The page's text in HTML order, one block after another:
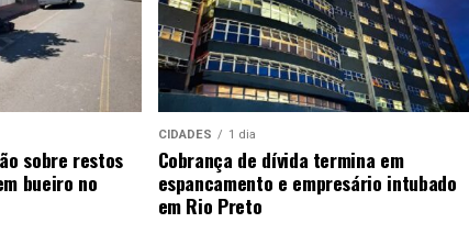
sobre restos
bueiro no
CIDADES 1 dia
Cobrança de dívida termina em
espancamento e empresário intubado
em Rio Preto